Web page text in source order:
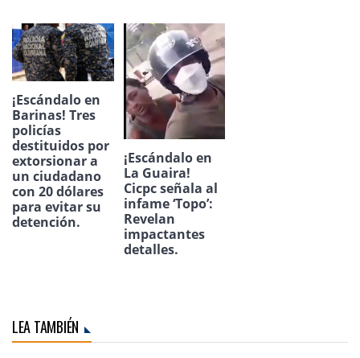
¡Escándalo en
Barinas! Tres
policías
destituidos por
extorsionar a
un ciudadano
con 20 dólares
para evitar su
detención.
¡Escándalo en
La Guaira!
Cicpc señala al
infame ‘Topo’:
Revelan
impactantes
detalles.
LEA TAMBIÉN